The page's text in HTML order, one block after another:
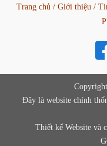
Trang chủ/ Giới thiệu/
Đây là website chính
Thiết kế Website và